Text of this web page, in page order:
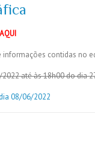
AQUI
contidas no
até às 18h00 do dia
08/06/2022